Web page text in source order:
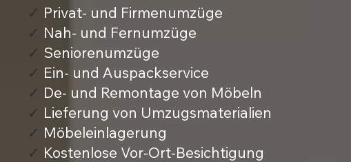
✓ Privat- und Firmenumzüge
✓ Nah- und Fernumzüge
✓ Seniorenumzüge
✓ Ein- und Auspackservice
✓ De- und Remontage von Möbeln
✓ Lieferung von Umzugsmaterialien
✓ Möbeleinlagerung
✓ Kostenlose Vor-Ort-Besichtigung